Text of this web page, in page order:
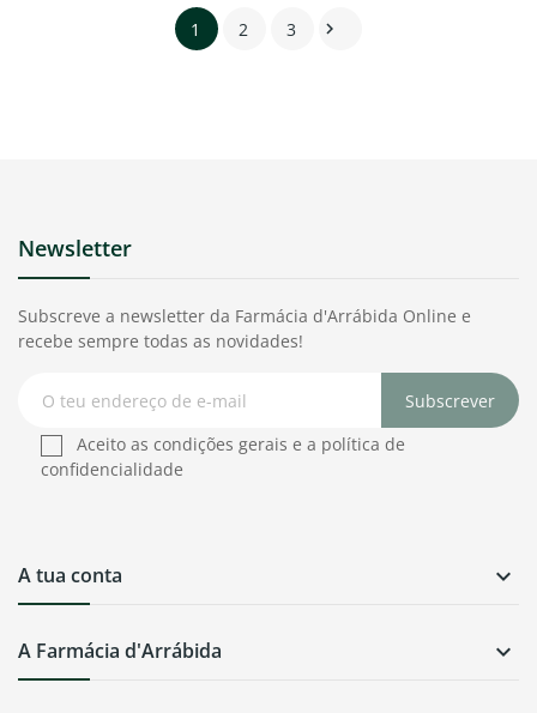
1 2 3 
A Farmácia d'Arrábida 
A tua conta 
Newsletter
Subscreve a newsletter da Farmácia d'Arrábida Online e
recebe sempre todas as novidades!
Subscrever
Aceito as condições gerais e a política de
confidencialidade